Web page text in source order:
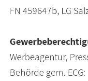
FN 459647b, LG
Werbeagentur,
Behörde gem.